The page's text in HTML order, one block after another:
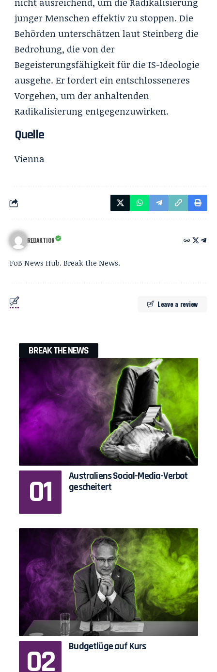
nicht ausreichend, um die Radikalisierung
junger Menschen effektiv zu stoppen. Die
Behörden unterschätzen laut Steinberg die
Bedrohung, die von der
Begeisterungsfähigkeit für die IS-Ideologie
ausgehe. Er fordert ein entschlosseneres
Vorgehen, um der anhaltenden
Radikalisierung entgegenzuwirken.
Quelle
Vienna
REDAKTION
FoB News Hub. Break the News.
Leave a review
BREAK THE NEWS
Australiens Social-Media-Verbot
gescheitert
Budgetlüge auf Kurs